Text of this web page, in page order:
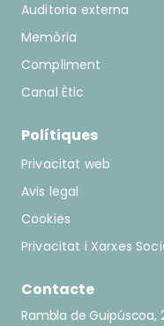
Auditoria externa
Memòria
Compliment
Canal Ètic
Polítiques
Privacitat web
Avis legal
Cookies
Privacitat i Xarxes
Contacte
Rambla de Guipúscoa,